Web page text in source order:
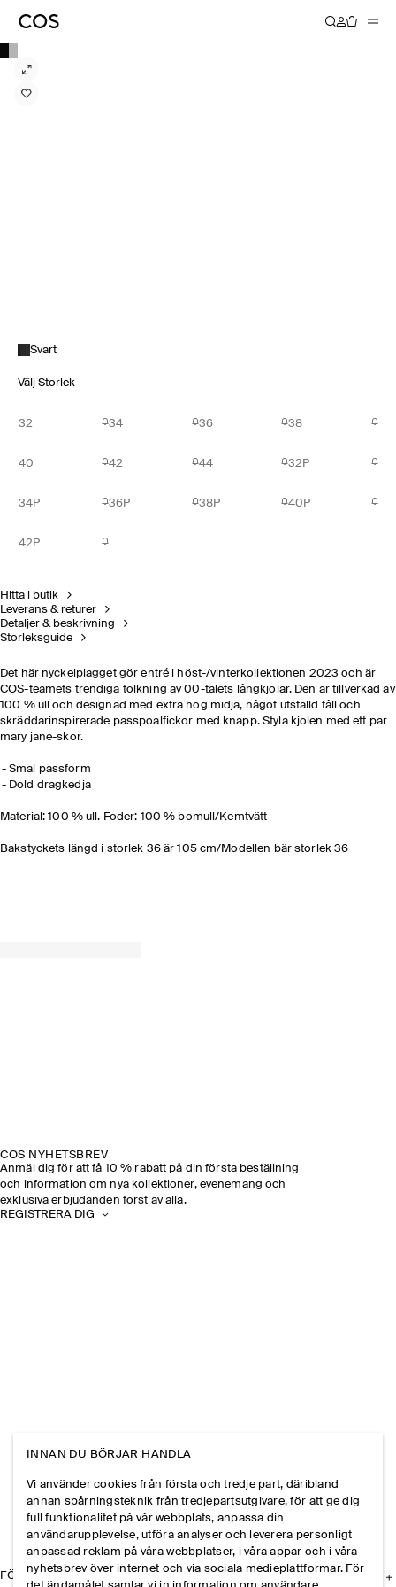
Svart
Välj Storlek
32 34 36 38
40 42 44 32P
34P 36P 38P 40P
42P
Hitta i butik
Leverans & returer
Detaljer & beskrivning
Storleksguide
Det här nyckelplagget gör entré i höst-/vinterkollektionen 2023 och är
COS-teamets trendiga tolkning av 00-talets långkjolar. Den är tillverkad av
100 % ull och designad med extra hög midja, något utställd fåll och
skräddarinspirerade passpoalfickor med knapp. Styla kjolen med ett par
mary jane-skor.
Smal passform
Dold dragkedja
Material: 100 % ull. Foder: 100 % bomull/Kemtvätt
Bakstyckets längd i storlek 36 är 105 cm/Modellen bär storlek 36
COS NYHETSBREV
Anmäl dig för att få 10 % rabatt på din första beställning
och information om nya kollektioner, evenemang och
exklusiva erbjudanden först av alla.
REGISTRERA DIG
FÖRETAGET
INNAN DU BÖRJAR HANDLA
Vi använder cookies från första och tredje part, däribland
annan spårningsteknik från tredjepartsutgivare, för att ge dig
full funktionalitet på vår webbplats, anpassa din
användarupplevelse, utföra analyser och leverera personligt
anpassad reklam på våra webbplatser, i våra appar och i våra
nyhetsbrev över internet och via sociala medieplattformar. För